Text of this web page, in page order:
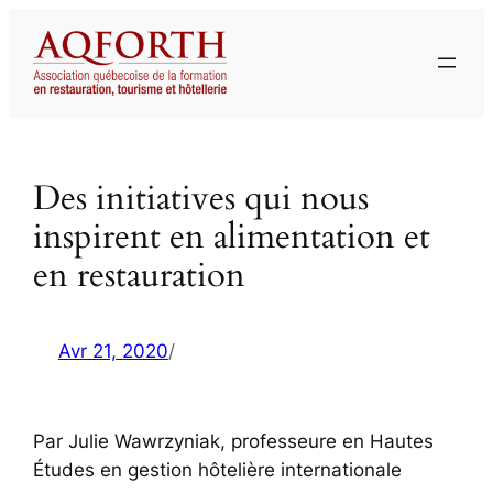
contenu
Des initiatives qui nous
inspirent en alimentation et
en restauration
Avr 21, 2020/
Par Julie Wawrzyniak, professeure en Hautes
Études en gestion hôtelière internationale